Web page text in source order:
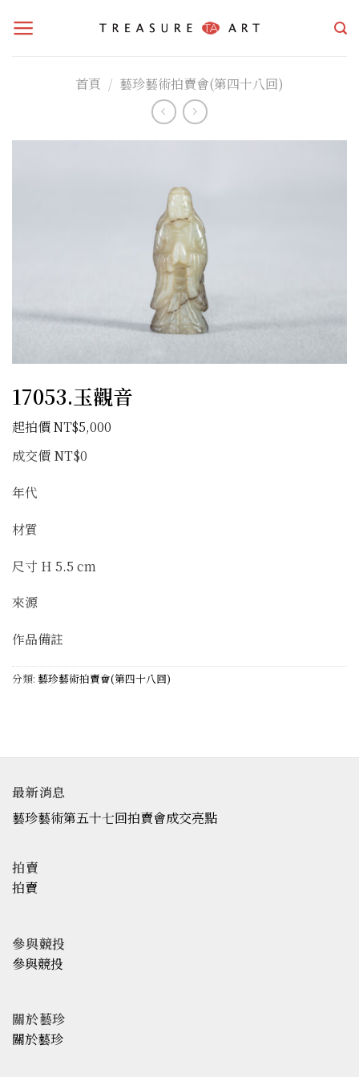
首頁 / 藝珍藝術拍賣會(第四十八回)
17053.玉觀音
NT$5,000
成交價 NT$0
年代
材質
尺寸 H 5.5 cm
來源
作品備註
分類: 藝珍藝術拍賣會(第四十八回)
最新消息
藝珍藝術第五十七回拍賣會成交亮點
拍賣
拍賣
參與競投
參與競投
關於藝珍
關於藝珍